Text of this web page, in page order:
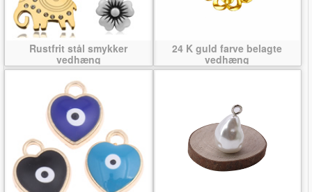
Rustfrit stål smykker
vedhæng
24 K guld farve belagte
vedhæng